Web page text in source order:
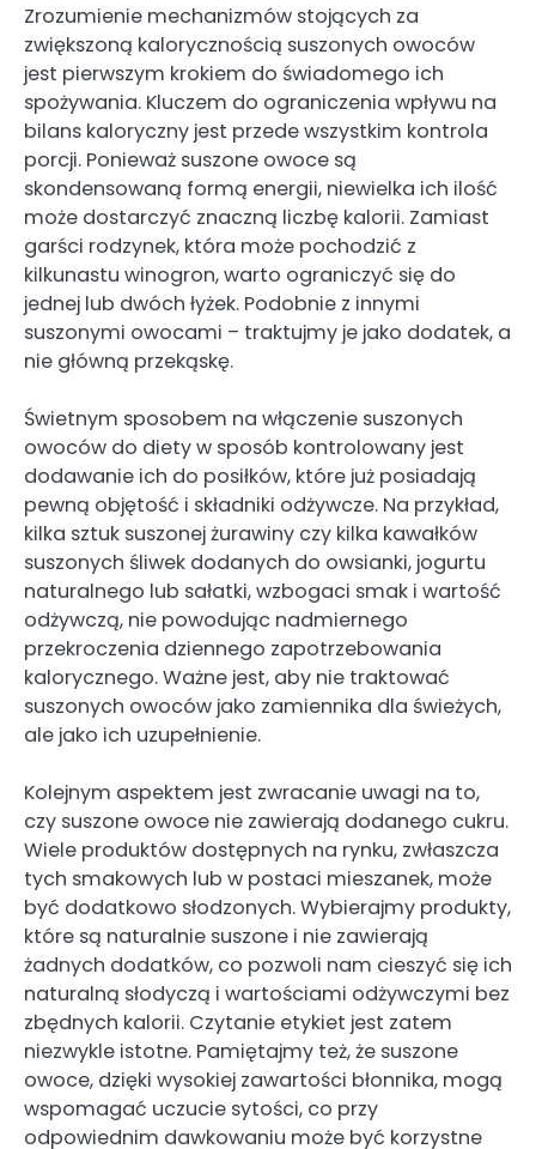
Zrozumienie mechanizmów stojących za
zwiększoną kalorycznością suszonych owoców
jest pierwszym krokiem do świadomego ich
spożywania. Kluczem do ograniczenia wpływu na
bilans kaloryczny jest przede wszystkim kontrola
porcji. Ponieważ suszone owoce są
skondensowaną formą energii, niewielka ich ilość
może dostarczyć znaczną liczbę kalorii. Zamiast
garści rodzynek, która może pochodzić z
kilkunastu winogron, warto ograniczyć się do
jednej lub dwóch łyżek. Podobnie z innymi
suszonymi owocami – traktujmy je jako dodatek, a
nie główną przekąskę.
Świetnym sposobem na włączenie suszonych
owoców do diety w sposób kontrolowany jest
dodawanie ich do posiłków, które już posiadają
pewną objętość i składniki odżywcze. Na przykład,
kilka sztuk suszonej żurawiny czy kilka kawałków
suszonych śliwek dodanych do owsianki, jogurtu
naturalnego lub sałatki, wzbogaci smak i wartość
odżywczą, nie powodując nadmiernego
przekroczenia dziennego zapotrzebowania
kalorycznego. Ważne jest, aby nie traktować
suszonych owoców jako zamiennika dla świeżych,
ale jako ich uzupełnienie.
Kolejnym aspektem jest zwracanie uwagi na to,
czy suszone owoce nie zawierają dodanego cukru.
Wiele produktów dostępnych na rynku, zwłaszcza
tych smakowych lub w postaci mieszanek, może
być dodatkowo słodzonych. Wybierajmy produkty,
które są naturalnie suszone i nie zawierają
żadnych dodatków, co pozwoli nam cieszyć się ich
naturalną słodyczą i wartościami odżywczymi bez
zbędnych kalorii. Czytanie etykiet jest zatem
niezwykle istotne. Pamiętajmy też, że suszone
owoce, dzięki wysokiej zawartości błonnika, mogą
wspomagać uczucie sytości, co przy
odpowiednim dawkowaniu może być korzystne